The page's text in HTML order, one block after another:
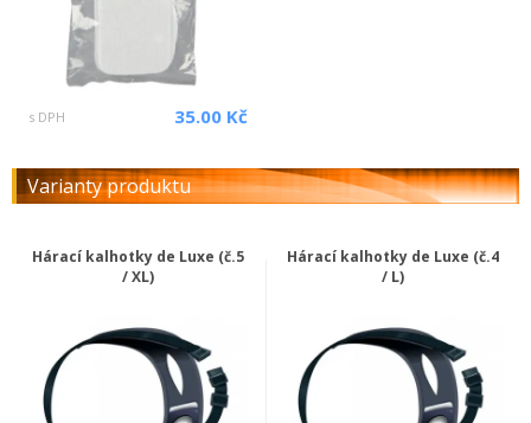
s DPH 35.00 Kč
Varianty produktu
Hárací kalhotky de Luxe (č.5
/ XL)
Hárací kalhotky de Luxe (č.4
/ L)